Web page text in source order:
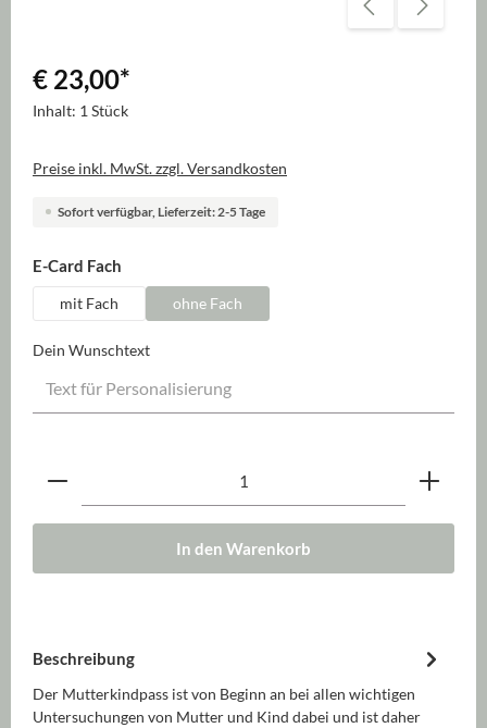
€ 23,00*
Inhalt: 1 Stück
Preise inkl. MwSt. zzgl. Versandkosten
Sofort verfügbar, Lieferzeit: 2-5 Tage
E-Card Fach
mit Fach ohne Fach
Dein Wunschtext
Produkt Anzahl: Gib den gewünschten Wert ein
In den Warenkorb
Beschreibung
Der Mutterkindpass ist von Beginn an bei allen wichtigen
Untersuchungen von Mutter und Kind dabei und ist daher